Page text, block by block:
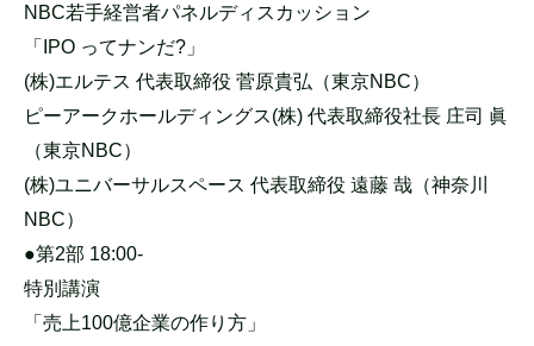
NBC若手経営者パネルディスカッション
「IPO ってナンだ?」
(株)エルテス 代表取締役 菅原貴弘（東京NBC）
ピーアークホールディングス(株) 代表取締役社長 庄司 眞
（東京NBC）
(株)ユニバーサルスペース 代表取締役 遠藤 哉（神奈川
NBC）
●第2部 18:00-
特別講演
「売上100億企業の作り方」